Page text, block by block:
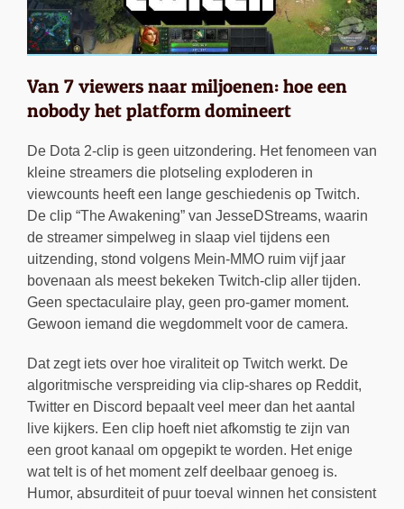
Van 7 viewers naar miljoenen: hoe een
nobody het platform domineert
De Dota 2-clip is geen uitzondering. Het fenomeen van
kleine streamers die plotseling exploderen in
viewcounts heeft een lange geschiedenis op Twitch.
De clip “The Awakening” van JesseDStreams, waarin
de streamer simpelweg in slaap viel tijdens een
uitzending, stond volgens Mein-MMO ruim vijf jaar
bovenaan als meest bekeken Twitch-clip aller tijden.
Geen spectaculaire play, geen pro-gamer moment.
Gewoon iemand die wegdommelt voor de camera.
Dat zegt iets over hoe viraliteit op Twitch werkt. De
algoritmische verspreiding via clip-shares op Reddit,
Twitter en Discord bepaalt veel meer dan het aantal
live kijkers. Een clip hoeft niet afkomstig te zijn van
een groot kanaal om opgepikt te worden. Het enige
wat telt is of het moment zelf deelbaar genoeg is.
Humor, absurditeit of puur toeval winnen het consistent